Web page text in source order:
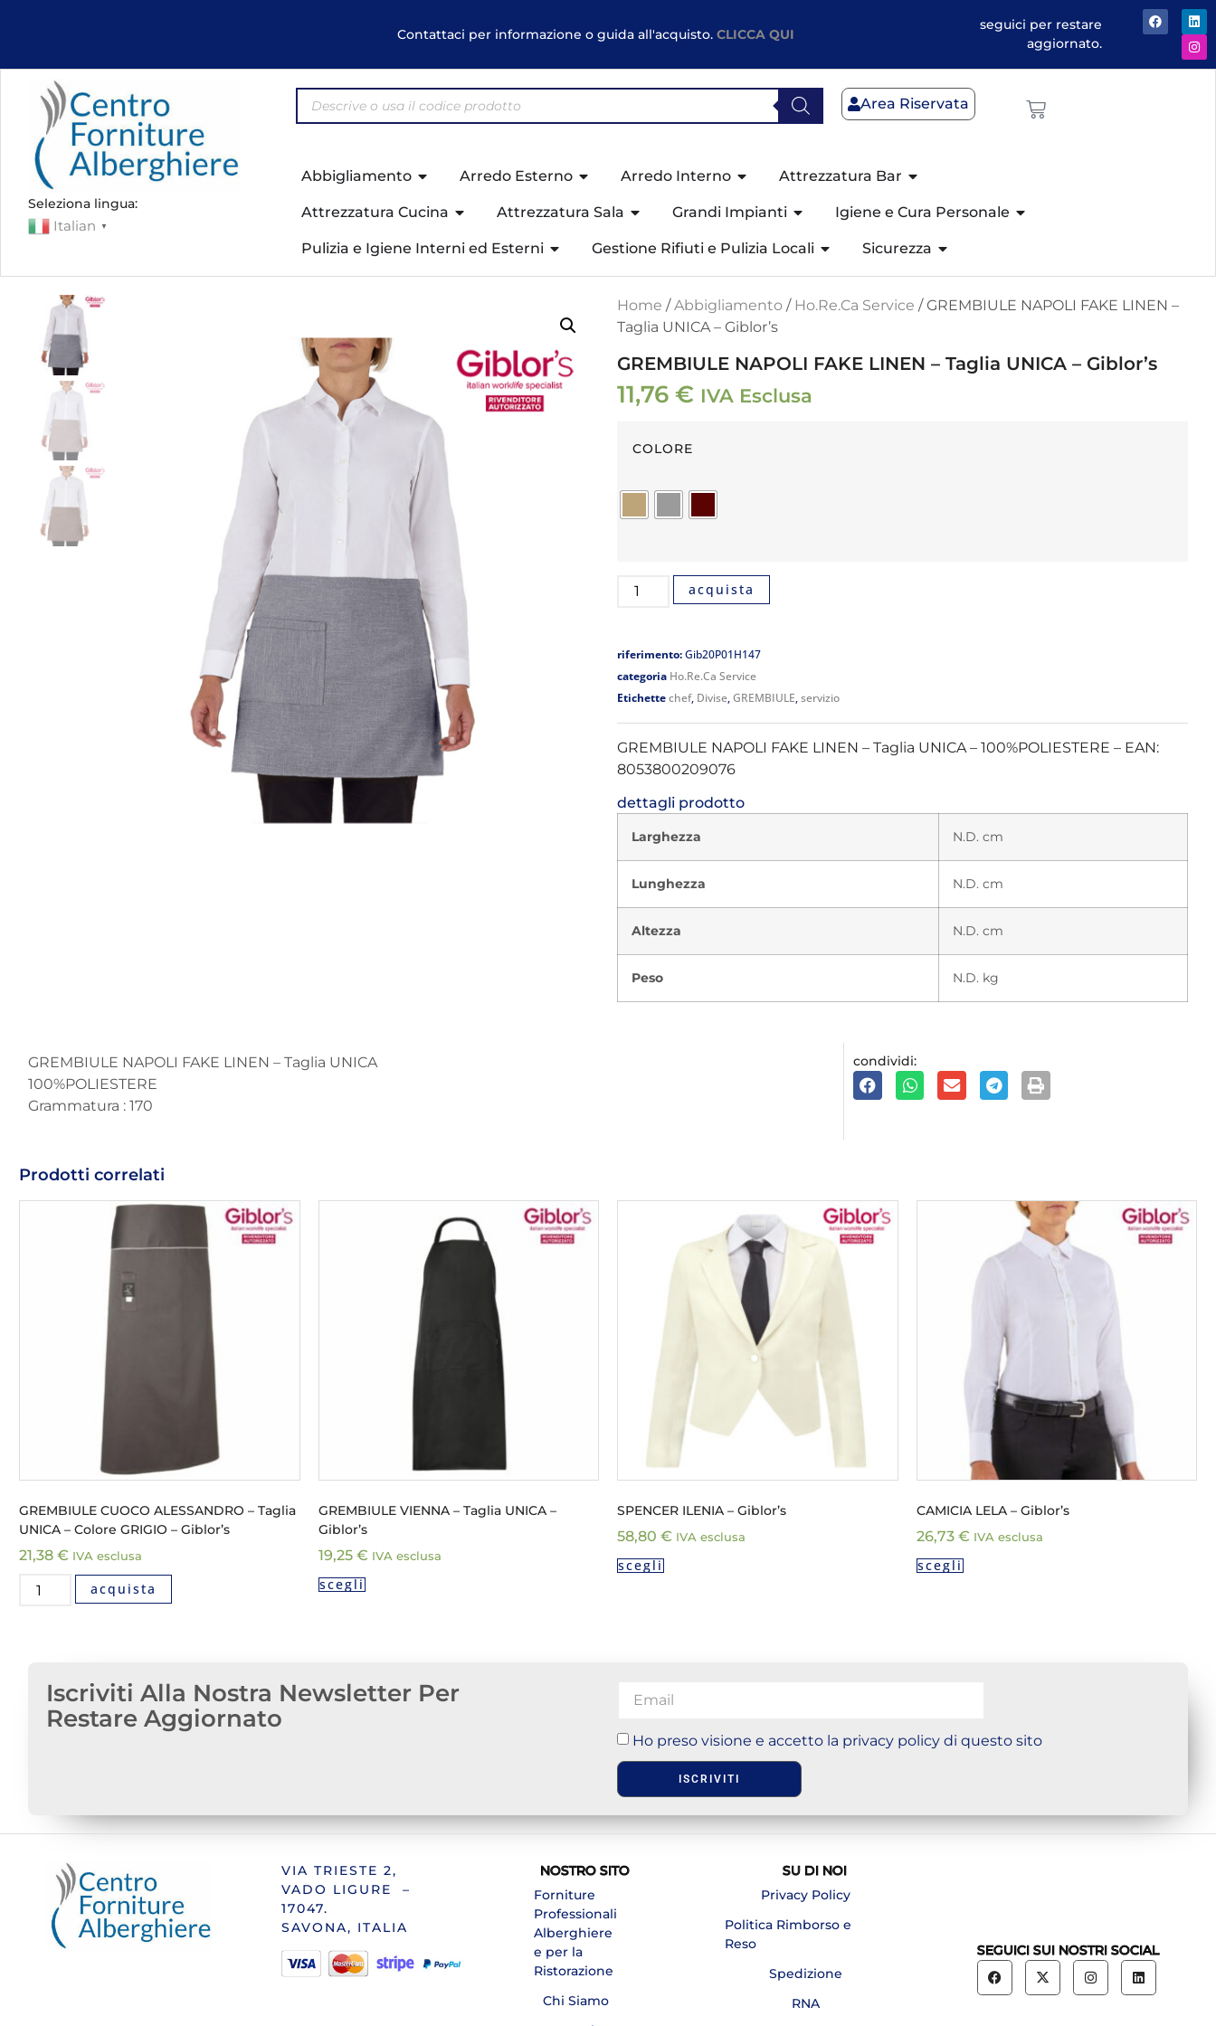
Contattaci per informazione o guida all'acquisto.CLICCA QUI
seguici per restare
aggiornato.
Seleziona lingua:
Italian ▼
Area Riservata
Abbigliamento Arredo Esterno Arredo Interno Attrezzatura Bar
Attrezzatura Cucina Attrezzatura Sala Grandi Impianti Igiene e Cura Personale
Pulizia e Igiene Interni ed Esterni Gestione Rifiuti e Pulizia Locali Sicurezza
Home /Abbigliamento / Ho.Re.Ca Service / GREMBIULE NAPOLI FAKE LINEN –
Taglia UNICA – Giblor’s
GREMBIULE NAPOLI FAKE LINEN – Taglia UNICA – Giblor’s
11,76 € IVA Esclusa
COLORE
acquista
riferimento:Gib20P01H147
categoria Ho.Re.Ca Service
Etichettechef, Divise,GREMBIULE,servizio
GREMBIULE NAPOLI FAKE LINEN – Taglia UNICA – 100%POLIESTERE – EAN:
8053800209076
dettagli prodotto
Larghezza N.D. cm
Lunghezza N.D. cm
Altezza N.D. cm
Peso N.D. kg
GREMBIULE NAPOLI FAKE LINEN – Taglia UNICA
100%POLIESTERE
Grammatura : 170
condividi:
Prodotti correlati
GREMBIULE CUOCO ALESSANDRO – Taglia
UNICA – Colore GRIGIO – Giblor’s
21,38 € IVA esclusa
acquista
GREMBIULE VIENNA – Taglia UNICA –
Giblor’s
19,25 € IVA esclusa
scegli
SPENCER ILENIA – Giblor’s
58,80 € IVA esclusa
scegli
CAMICIA LELA – Giblor’s
26,73 € IVA esclusa
scegli
Iscriviti Alla Nostra Newsletter Per
Restare Aggiornato
Ho preso visione e accetto la privacy policy di questo sito
ISCRIVITI
VIA TRIESTE 2,
VADO LIGURE –
17047.
SAVONA, ITALIA
NOSTRO SITO
Forniture
Professionali
Alberghiere
e per la
Ristorazione
Chi Siamo
SU DI NOI
Privacy Policy
Politica Rimborso e
Reso
Spedizione
RNA
SEGUICI SUI NOSTRI SOCIAL